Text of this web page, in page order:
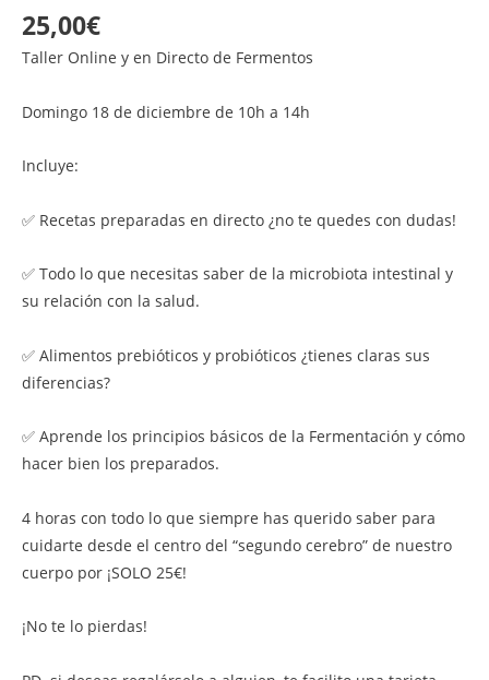
25,00€
Taller Online y en Directo de Fermentos
Domingo 18 de diciembre de 10h a 14h
Incluye:
✅ Recetas preparadas en directo ¿no te quedes con dudas!
✅ Todo lo que necesitas saber de la microbiota intestinal y
su relación con la salud.
✅ Alimentos prebióticos y probióticos ¿tienes claras sus
diferencias?
✅ Aprende los principios básicos de la Fermentación y cómo
hacer bien los preparados.
4 horas con todo lo que siempre has querido saber para
cuidarte desde el centro del “segundo cerebro” de nuestro
cuerpo por ¡SOLO 25€!
¡No te lo pierdas!